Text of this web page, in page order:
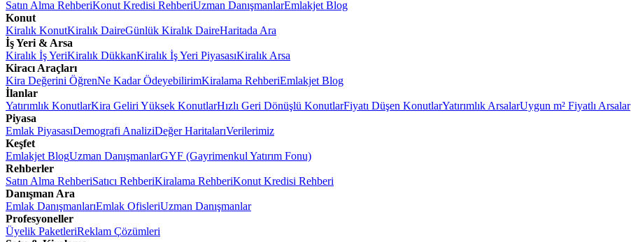
Satın Alma RehberiKonut Kredisi RehberiUzman DanışmanlarEmlakjet Blog
Konut
Kiralık KonutKiralık DaireGünlük Kiralık DaireHaritada Ara
İş Yeri & Arsa
Kiralık İş YeriKiralık DükkanKiralık İş Yeri PiyasasıKiralık Arsa
Kiracı Araçları
Kira Değerini ÖğrenNe Kadar ÖdeyebilirimKiralama RehberiEmlakjet Blog
İlanlar
Yatırımlık KonutlarKira Geliri Yüksek KonutlarHızlı Geri Dönüşlü KonutlarFiyatı Düşen KonutlarYatırımlık ArsalarUygun m² Fiyatlı Arsalar
Piyasa
Emlak PiyasasıDemografi AnaliziDeğer HaritalarıVerilerimiz
Keşfet
Emlakjet BlogUzman DanışmanlarGYF (Gayrimenkul Yatırım Fonu)
Rehberler
Satın Alma RehberiSatıcı RehberiKiralama RehberiKonut Kredisi Rehberi
Danışman Ara
Emlak DanışmanlarıEmlak OfisleriUzman Danışmanlar
Profesyoneller
Üyelik PaketleriReklam Çözümleri